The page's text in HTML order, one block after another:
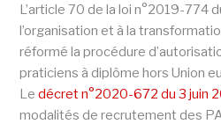
L’article 70 de la loi n°2019-774
l’organisation et à la
réformé la procédure
praticiens à diplôme hors Union
Ledécret n°2020-672 du 3 juin
modalités de recrutement des